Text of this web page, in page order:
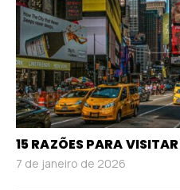
15 RAZÕES PARA
7 de janeiro de 2026